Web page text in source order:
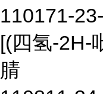
110171-
[(四氢-2H-
腈